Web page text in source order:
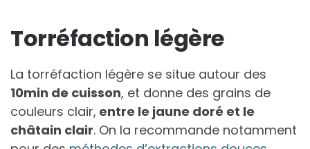
Torréfaction légère
La torréfaction légère se situe autour des
10min de cuisson, et donne des grains de
couleurs clair, entre le jaune doré et le
châtain clair. On la recommande notamment